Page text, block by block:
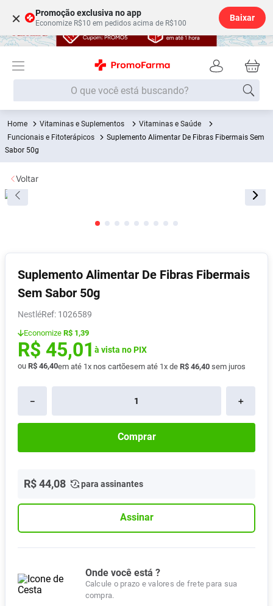
× Promoção exclusiva no app
Economize R$10 em pedidos acima de R$100
Baixar
O que você está buscando?
Vitaminas e Suplementos
Vitaminas e Saúde
Funcionais e Fitoterápicos
Suplemento Alimentar De Fibras Fibermais Sem
Sabor 50g
Suplemento Alimentar De Fibras Fibermais
Sem Sabor 50g
Nestlé : 1026589
Economize R$ 1,39
R$ 45,01 à vista no PIX
ou R$ 46,40em até 1x nos cartõesem até 1x de R$ 46,40 sem juros
＋
－
Comprar
R$44,08 para assinantes
Assinar
Onde você está ?
Calcule o prazo e valores de frete para sua
compra.
Voltar
Termos mais buscados
1
7 Desodorante
8 Pampers Confort Sec
Soro Fisiológico